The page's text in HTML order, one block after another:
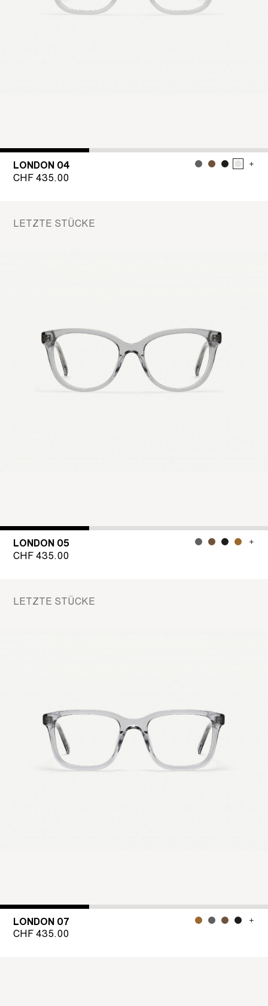
LONDON 04
CHF435.00
LETZTE STÜCKE
LONDON 05
CHF435.00
LETZTE STÜCKE
LONDON 07
CHF435.00